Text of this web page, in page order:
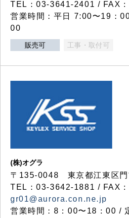
TEL：03-3641-2401 / FAX
営業時間：平日 7:00〜19：
00
販売可 工事・取付可
(株)オグラ
〒135-0048 東京都江東区
TEL：03-3642-1881 / FAX
gr01@aurora.con.ne.jp
営業時間：8：00〜18：00 /